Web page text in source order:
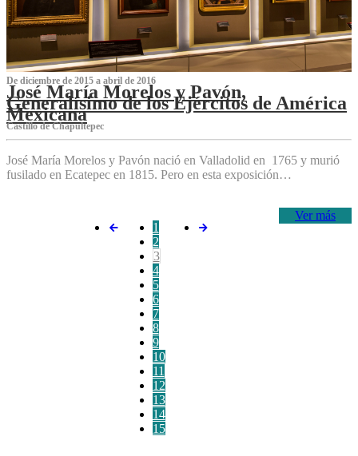
De diciembre de 2015 a abril de 2016
José María Morelos y Pavón,
Generalísimo de los Ejércitos de América
Mexicana
C‌astillo de Chapultepec
José María Morelos y Pavón nació en Valladolid en 1765 y murió
fusilado en Ecatepec en 1815. Pero en esta exposición…
Ver más
1
2
3
4
5
6
7
8
9
10
11
12
13
14
15